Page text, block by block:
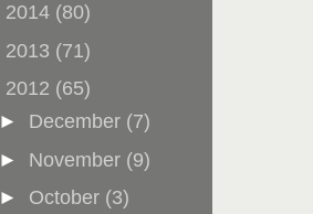
2014 (80)
2013 (71)
2012 (65)
► December (7)
► November (9)
► October (3)